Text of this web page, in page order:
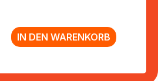
IN DEN WARENKORB